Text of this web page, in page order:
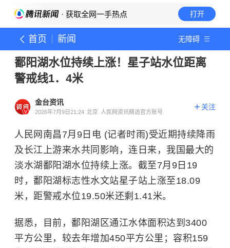
· 获取全网一手热点 打开
首页 新闻 无障碍
鄱阳湖水位持续上涨！星子站水位距离
警戒线1．4米
金台资讯
2026年7月9日21:24 北京 人民网资讯精选官方账号
关注
人民网南昌7月9日电 (记者时雨)受近期持续降雨
及长江上游来水共同影响，连日来，我国最大的
淡水湖鄱阳湖水位持续上涨。截至7月9日19
时， 鄱阳湖标志性水文站星子站上涨至18.09
米，距警戒水位19.50米还剩1.41米。
据悉，目前，鄱阳湖区通江水体面积达到3400
平方公里，较去年增加450平方公里；容积159